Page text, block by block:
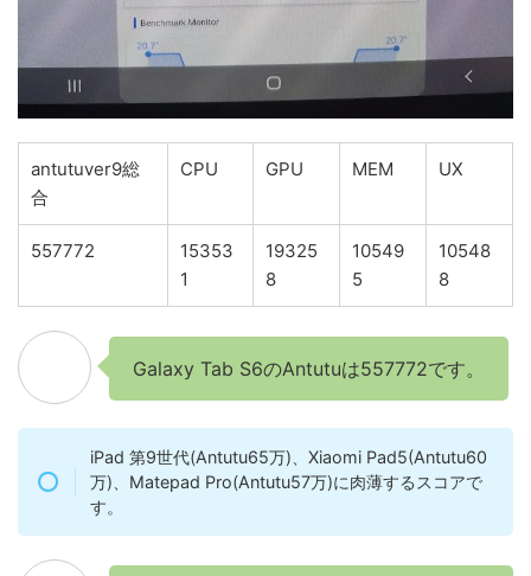
antutuver9総
合
CPU GPU MEM UX
557772
15353
1
19325
8
10549
5
10548
8
Galaxy Tab S6のAntutuは557772です。
iPad 第9世代(Antutu65万)、Xiaomi Pad5(Antutu60
万)、Matepad Pro(Antutu57万)に肉薄するスコアで
す。